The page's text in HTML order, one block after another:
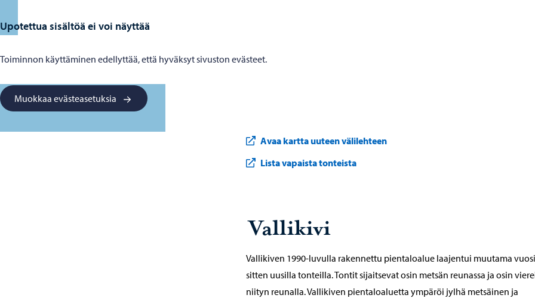
Upotettua sisältöä ei voi näyttää
Toiminnon käyttäminen edellyttää, että hyväksyt sivuston evästeet.
Muokkaa evästeasetuksia
Avaa kartta uuteen välilehteen
Lista vapaista tonteista
Vallikivi
Vallikiven 1990-luvulla rakennettu pientaloalue laajentui muutama vuosi
sitten uusilla tonteilla. Tontit sijaitsevat osin metsän reunassa ja osin
niityn reunalla. Vallikiven pientaloaluetta ympäröi jylhä metsäinen ja